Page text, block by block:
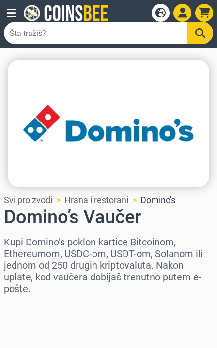
Svi proizvodi Hrana i restorani Domino's
Domino’s Vaučer
Kupi Domino’s poklon kartice Bitcoinom,
Ethereumom, USDC-om, USDT-om, Solanom ili
jednom od 250 drugih kriptovaluta. Nakon
uplate, kod vaučera dobijaš trenutno putem e-
pošte.